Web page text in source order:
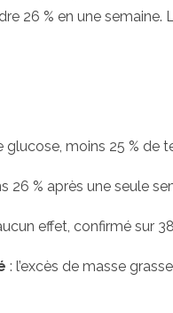
26 % en une semaine.
glucose, moins 25 % de
26 % après une seule
effet, confirmé sur
: l’excès de masse